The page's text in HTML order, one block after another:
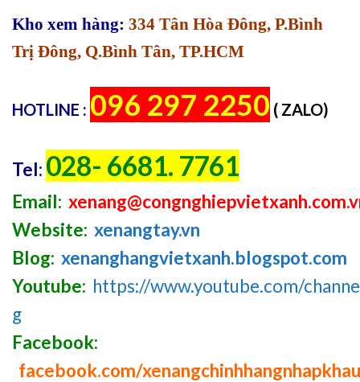
Kho xem hàng: 334 Tân Hòa Đông, P.Bình
Trị Đông, Q.Bình Tân, TP.HCM
HOTLINE : 096 297 2250 ( ZALO)
Tel: 028- 6681. 7761
Email:
Website: xenangtay.vn
Blog: xenanghangvietxanh.blogspot.com
Youtube: https://www.youtube.com/
g
Facebook:
facebook.com/xenangchinhhangnhapkhau